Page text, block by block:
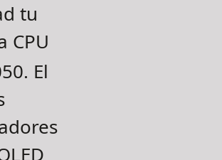
tu
CPU
El